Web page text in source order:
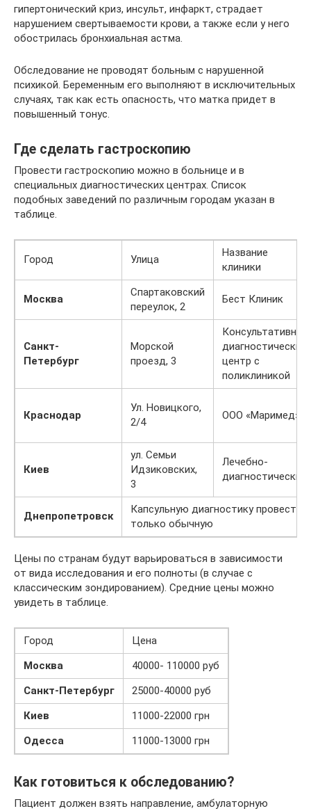
гипертонический криз, инсульт, инфаркт, страдает
нарушением свертываемости крови, а также если у него
обострилась бронхиальная астма.
Обследование не проводят больным с нарушенной
психикой. Беременным его выполняют в исключительных
случаях, так как есть опасность, что матка придет в
повышенный тонус.
Где сделать гастроскопию
Провести гастроскопию можно в больнице и в
специальных диагностических центрах. Список
подобных заведений по различным городам указан в
таблице.
Город Улица
Название
клиники
Москва
Спартаковский
переулок, 2
Бест Клиник
Санкт-
Петербург
Морской
проезд, 3
Консультативно-
диагностический
центр с
поликлиникой
Краснодар
Ул. Новицкого,
2/4
ООО «Маримед»
Киев
ул. Семьи
Идзиковских,
3
Лечебно-
диагностический
Днепропетровск
Капсульную диагностику провести
только обычную
Цены по странам будут варьироваться в зависимости
от вида исследования и его полноты (в случае с
классическим зондированием). Средние цены можно
увидеть в таблице.
Город
Цена
Москва
40000- 110000 руб
Санкт-Петербург
25000-40000 руб
Киев
11000-22000 грн
Одесса
11000-13000 грн
Как готовиться к обследованию?
Пациент должен взять направление, амбулаторную